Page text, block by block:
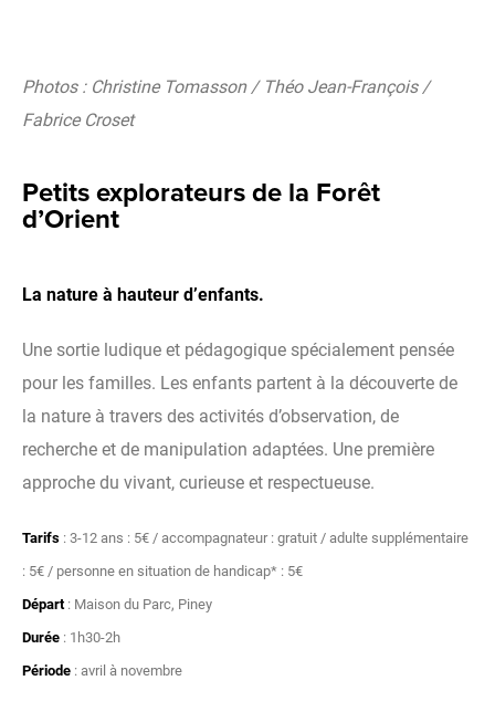
Photos : Christine Tomasson / Théo Jean-François /
Fabrice Croset
Petits explorateurs de la Forêt
d’Orient
La nature à hauteur d’enfants.
Une sortie ludique et pédagogique spécialement pensée
pour les familles. Les enfants partent à la découverte de
la nature à travers des activités d’observation, de
recherche et de manipulation adaptées. Une première
approche du vivant, curieuse et respectueuse.
Tarifs : 3-12 ans : 5€ / accompagnateur : gratuit / adulte supplémentaire
: 5€ / personne en situation de handicap* : 5€
Départ: Maison du Parc, Piney
Durée : 1h30-2h
Période : avril à novembre